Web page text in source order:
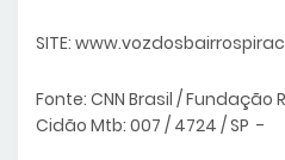
SITE:
Fonte: CNN Brasil /
Cidão Mtb: 007 / 4724 / SP -